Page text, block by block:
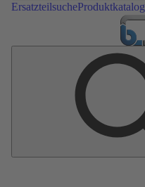
ErsatzteilsucheProduktkatalog